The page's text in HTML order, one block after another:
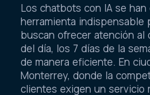
Los chatbots con IA se
herramienta indispensable
buscan ofrecer atención al
del día, los 7 días de la
de manera eficiente. En
Monterrey, donde la
clientes exigen un servicio